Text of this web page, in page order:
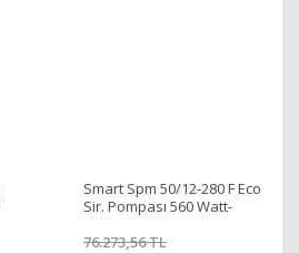
Smart Spm 50/12-280 F Eco
Sir. Pompası 560 Watt-
76.273,56 TL